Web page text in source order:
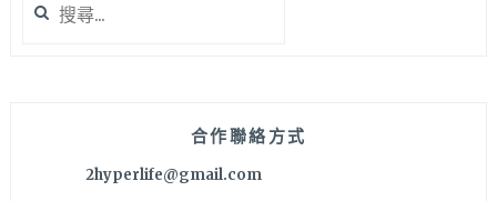
尋
合作聯絡方式
2hyperlife@gmail.com